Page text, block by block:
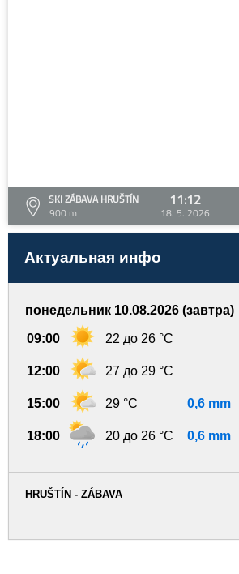
SKI ZÁBAVA HRUŠTÍN
900 m
11:12
18. 5. 2026
Актуальная инфо
понедельник 10.08.2026 (завтра)
09:00 22 до 26 °C
12:00 27 до 29 °C
15:00 29 °C 0,6 mm
18:00 20 до 26 °C 0,6 mm
HRUŠTÍN - ZÁBAVA